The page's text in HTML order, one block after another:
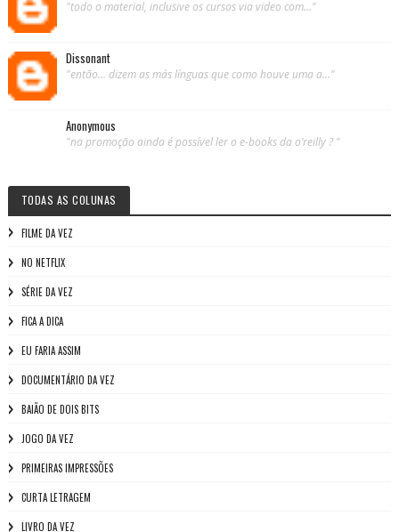
"todo o material, inclusive os cursos via video com..."
Dissonant
"então... dizem as más línguas que como houve uma a..."
Anonymous
"na promoção ainda é possível ler o e-books da o’reilly ? "
TODAS AS COLUNAS
FILME DA VEZ
NO NETFLIX
SÉRIE DA VEZ
FICA A DICA
EU FARIA ASSIM
DOCUMENTÁRIO DA VEZ
BAIÃO DE DOIS BITS
JOGO DA VEZ
PRIMEIRAS IMPRESSÕES
CURTA LETRAGEM
LIVRO DA VEZ